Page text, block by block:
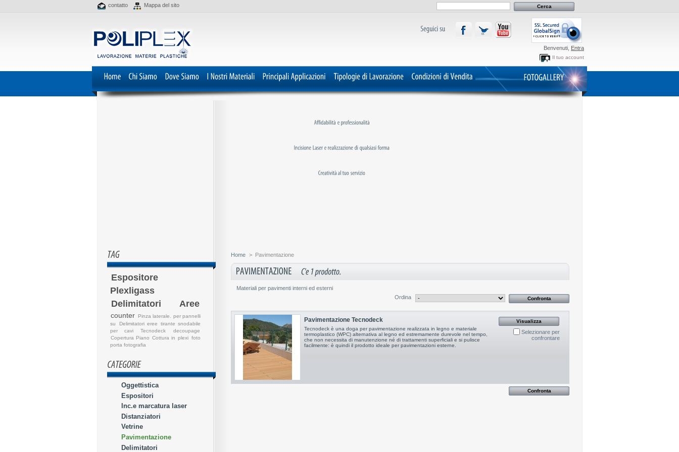
contatto Mappa del sito
Benvenuti, Entra
Il tuo account
Espositore
Plexligass
Delimitatori Aree
counter
Pinza laterale. per pannelli
su
Delimitatori eree
tirante snodabile
per cavi
Tecnodeck
decoupage
Copertura Piano Cottura in plexi foto
porta fotografia
Oggettistica
Espositori
Inc.e marcatura laser
Distanziatori
Vetrine
Pavimentazione
Delimitatori
Home > Pavimentazione
Materiali per pavimenti interni ed esterni
Ordina
Pavimentazione Tecnodeck
Tecnodeck è una doga per pavimentazione realizzata in legno e materiale
termoplastico (WPC) alternativa al legno ed estremamente durevole nel tempo,
che non necessita di manutenzione né di trattamenti superficiali e si pulisce
facilmente: è quindi il prodotto ideale per pavimentazioni esterne.
Visualizza
Selezionare per
confrontare